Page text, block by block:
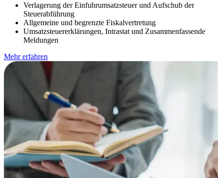
Verlagerung der Einfuhrumsatzsteuer und Aufschub der
Steuerabführung
Allgemeine und begrenzte Fiskalvertretung
Umsatzsteuererklärungen, Intrastat und Zusammenfassende
Meldungen
Mehr erfahren